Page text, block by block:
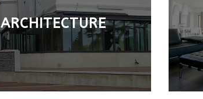
ARCHITECTURE